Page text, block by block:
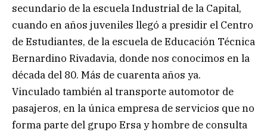
secundario de la escuela Industrial de la Capital,
cuando en años juveniles llegó a presidir el Centro
de Estudiantes, de la escuela de Educación Técnica
Bernardino Rivadavia, donde nos conocimos en la
década del 80. Más de cuarenta años ya.
Vinculado también al transporte automotor de
pasajeros, en la única empresa de servicios que no
forma parte del grupo Ersa y hombre de consulta